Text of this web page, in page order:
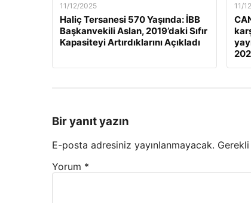
11/12/2025
Haliç Tersanesi 570 Yaşında: İBB
Başkanvekili Aslan, 2019’daki Sıfır
Kapasiteyi Artırdıklarını Açıkladı
11/
Bir yanıt yazın
E-posta adresiniz yayınlanmayacak.
Yorum *